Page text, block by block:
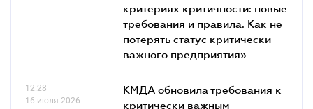
критериях критичности: новые
требования и правила. Как не
потерять статус критически
важного предприятия»
12.28
16 июля 2026
КМДА обновила требования к
критически важным